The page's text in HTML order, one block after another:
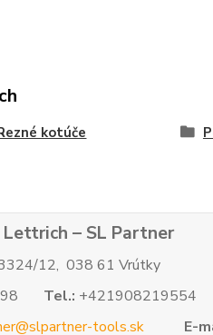
kotúče
– SL Partner
12, 038 61 Vrútky
Tel.: +421908219554
tools.sk E-